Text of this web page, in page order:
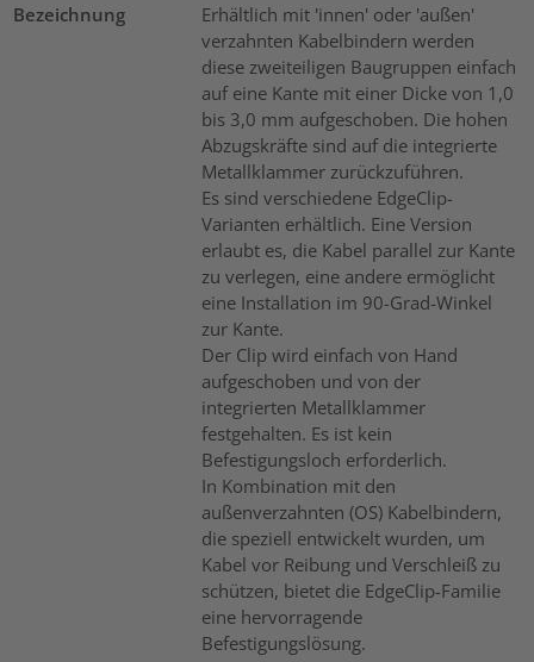
Bezeichnung
Erhältlich mit 'innen' oder 'außen'
verzahnten Kabelbindern werden
diese zweiteiligen Baugruppen einfach
auf eine Kante mit einer Dicke von 1,0
bis 3,0 mm aufgeschoben. Die hohen
Abzugskräfte sind auf die integrierte
Metallklammer zurückzuführen.
Es sind verschiedene EdgeClip-
Varianten erhältlich. Eine Version
erlaubt es, die Kabel parallel zur Kante
zu verlegen, eine andere ermöglicht
eine Installation im 90-Grad-Winkel
zur Kante.
Der Clip wird einfach von Hand
aufgeschoben und von der
integrierten Metallklammer
festgehalten. Es ist kein
Befestigungsloch erforderlich.
In Kombination mit den
außenverzahnten (OS) Kabelbindern,
die speziell entwickelt wurden, um
Kabel vor Reibung und Verschleiß zu
schützen, bietet die EdgeClip-Familie
eine hervorragende
Befestigungslösung.